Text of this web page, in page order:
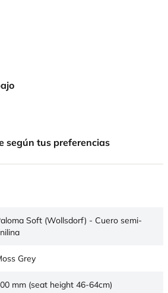
según tus preferencias
Soft (Wollsdorf) - Cuero semi-
Grey
mm (seat height 46-64cm)